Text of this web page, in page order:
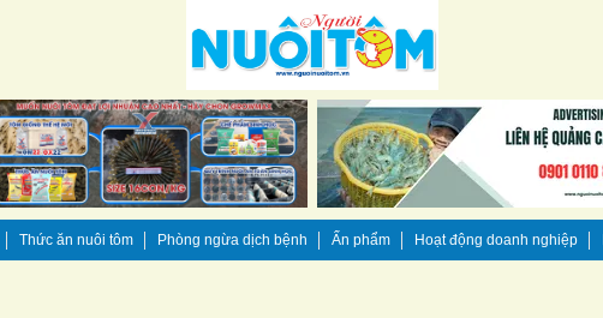
Thức ăn nuôi tôm Phòng ngừa dịch bệnh Ấn phẩm Hoạt động doanh nghiệp